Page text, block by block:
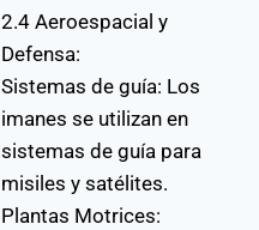
2.4 Aeroespacial y
Defensa:
Sistemas de guía: Los
imanes se utilizan en
sistemas de guía para
misiles y satélites.
Plantas Motrices: